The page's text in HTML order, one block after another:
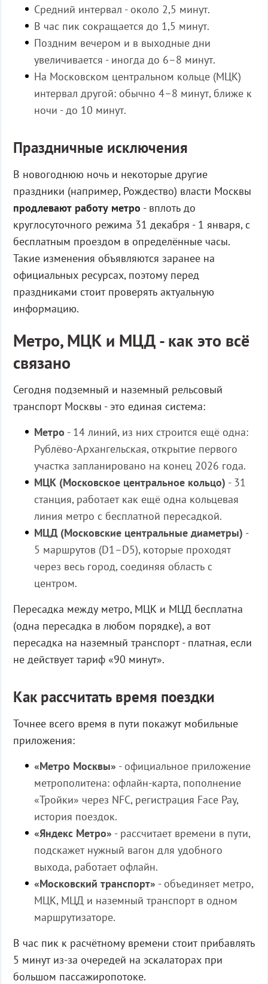
Средний интервал - около 2,5 минут.
В час пик сокращается до 1,5 минут.
Поздним вечером и в выходные дни
увеличивается - иногда до 6–8 минут.
На Московском центральном кольце (МЦК)
интервал другой: обычно 4–8 минут, ближе к
ночи - до 10 минут.
Праздничные исключения
В новогоднюю ночь и некоторые другие
праздники (например, Рождество) власти Москвы
продлевают работу метро - вплоть до
круглосуточного режима 31 декабря - 1 января, с
бесплатным проездом в определённые часы.
Такие изменения объявляются заранее на
официальных ресурсах, поэтому перед
праздниками стоит проверять актуальную
информацию.
Метро, МЦК и МЦД - как это всё
связано
Сегодня подземный и наземный рельсовый
транспорт Москвы - это единая система:
Метро - 14 линий, из них строится ещё одна:
Рублёво-Архангельская, открытие первого
участка запланировано на конец 2026 года.
МЦК (Московское центральное кольцо) - 31
станция, работает как ещё одна кольцевая
линия метро с бесплатной пересадкой.
МЦД (Московские центральные диаметры) -
5 маршрутов (D1–D5), которые проходят
через весь город, соединяя область с
центром.
Пересадка между метро, МЦК и МЦД бесплатна
(одна пересадка в любом порядке), а вот
пересадка на наземный транспорт - платная, если
не действует тариф «90 минут».
Как рассчитать время поездки
Точнее всего время в пути покажут мобильные
приложения:
«Метро Москвы» - официальное приложение
метрополитена: офлайн-карта, пополнение
«Тройки» через NFC, регистрация Face Pay,
история поездок.
«Яндекс Метро» - рассчитает времени в пути,
подскажет нужный вагон для удобного
выхода, работает офлайн.
«Московский транспорт» - объединяет метро,
МЦК, МЦД и наземный транспорт в одном
маршрутизаторе.
В час пик к расчётному времени стоит прибавлять
5 минут из-за очередей на эскалаторах при
большом пассажиропотоке.